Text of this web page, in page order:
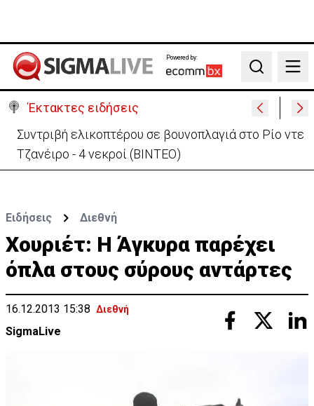
Powered by:
Search
Έκτακτες ειδήσεις
Στις φλόγες όχημα δίπλα σε χωράφι στη Λάρνακα -
Πρόλαβαν τα χειρότερα
Ειδήσεις Διεθνή
Χουριέτ: Η Άγκυρα παρέχει
όπλα στους σύρους αντάρτες
16.12.2013 15:38 Διεθνή
SigmaLive